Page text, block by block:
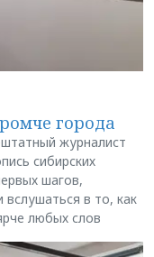
города
журналист
сибирских
шагов,
в то, как
любых слов